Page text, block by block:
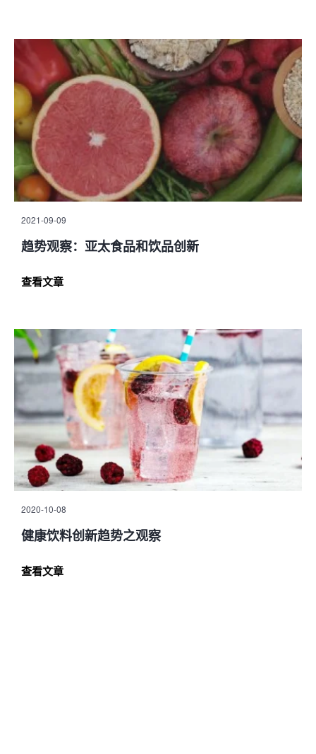
2021-09-09
趋势观察：亚太食品和饮品创新
查看文章
2020-10-08
健康饮料创新趋势之观察
查看文章